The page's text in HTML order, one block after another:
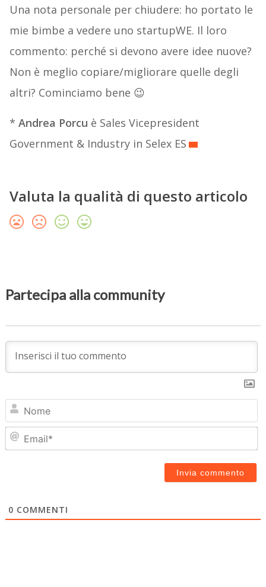
Una nota personale per chiudere: ho portato le
mie bimbe a vedere uno startupWE. Il loro
commento: perché si devono avere idee nuove?
Non è meglio copiare/migliorare quelle degli
altri? Cominciamo bene 😉
* Andrea Porcu è Sales Vicepresident
Government & Industry in Selex ES
Valuta la qualità di questo articolo
Partecipa alla community
0 COMMENTI